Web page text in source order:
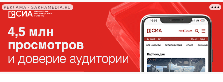
РЕКЛАМА • SAKHAMEDIA.RU